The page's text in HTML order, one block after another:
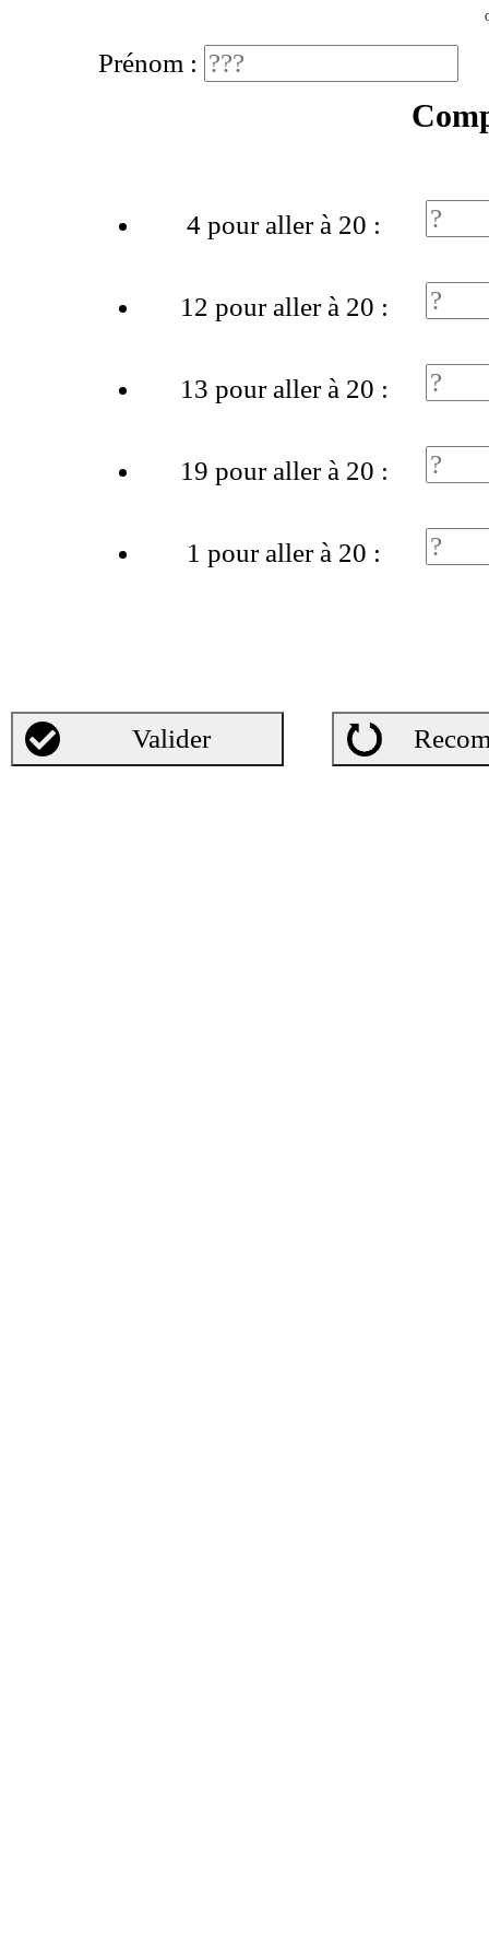
Prénom :
4 pour aller à 20 :
12 pour aller à 20 :
13 pour aller à 20 :
19 pour aller à 20 :
1 pour aller à 20 :